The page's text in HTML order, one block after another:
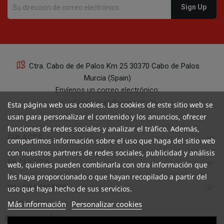
Ctra. Cabo de de Palos Km 25 30370 Cabo de Palos
Murcia (Spain)
Envíenos un correo electrónico:
info@yourspanishcorner.com
+34 647 29 98 21 de 9 a 14:30
ENLACES keyboard_arrow_down
MI CUENTA keyboard_arrow_down
VALORACIONES
INFORMACIÓN 
Esta página web usa cookies. Las cookies de este sitio web se
usan para personalizar el contenido y los anuncios, ofrecer
funciones de redes sociales y analizar el tráfico. Además,
compartimos información sobre el uso que haga del sitio web
con nuestros partners de redes sociales, publicidad y análisis
web, quienes pueden combinarla con otra información que
les haya proporcionado o que hayan recopilado a partir del
uso que haya hecho de sus servicios.
Más información Personalizar cookies